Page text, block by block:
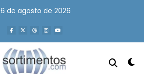
6 de agosto de 2026